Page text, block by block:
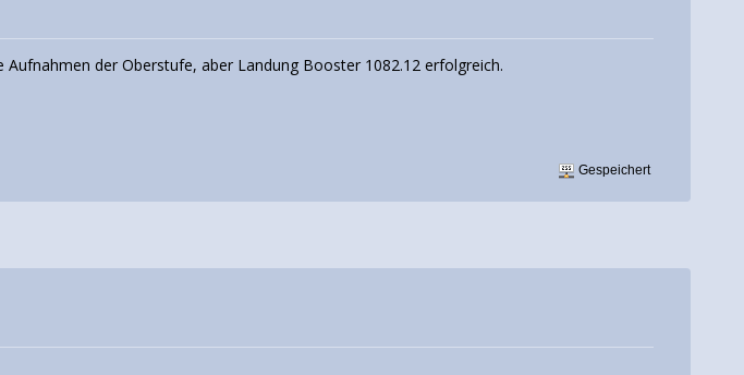
der Oberstufe, aber Landung Booster 1082.12 erfolgreich.
Gespeichert